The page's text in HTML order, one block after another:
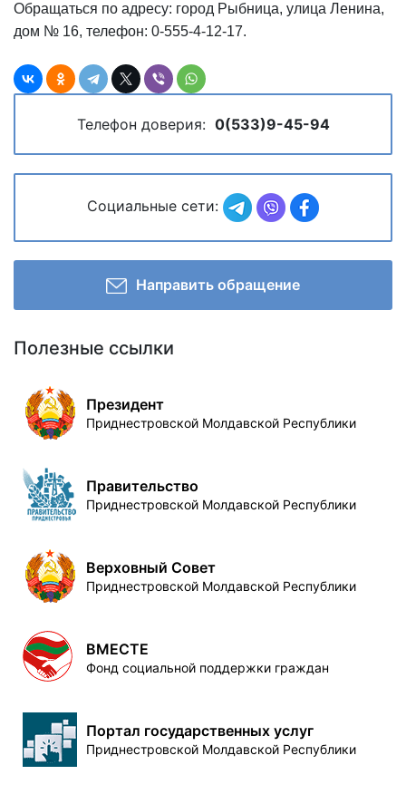
Обращаться по адресу: город Рыбница, улица Ленина,
дом № 16, телефон: 0-555-4-12-17.
Телефон доверия: 0(533)9-45-94
Социальные сети:
Направить обращение
Полезные ссылки
Президент
Приднестровской Молдавской Республики
Правительство
Приднестровской Молдавской Республики
Верховный Совет
Приднестровской Молдавской Республики
ВМЕСТЕ
Фонд социальной поддержки граждан
Портал государственных услуг
Приднестровской Молдавской Республики